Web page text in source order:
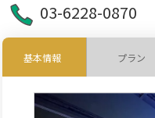
03-6228-0870
基本情報 プラン